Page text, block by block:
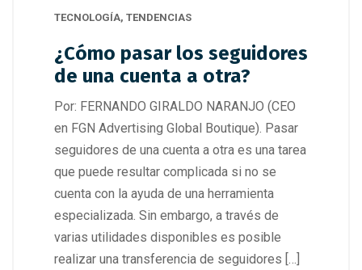
TECNOLOGÍA, TENDENCIAS
¿Cómo pasar los seguidores
de una cuenta a otra?
Por: FERNANDO GIRALDO NARANJO (CEO
en FGN Advertising Global Boutique). Pasar
seguidores de una cuenta a otra es una tarea
que puede resultar complicada si no se
cuenta con la ayuda de una herramienta
especializada. Sin embargo, a través de
varias utilidades disponibles es posible
realizar una transferencia de seguidores […]